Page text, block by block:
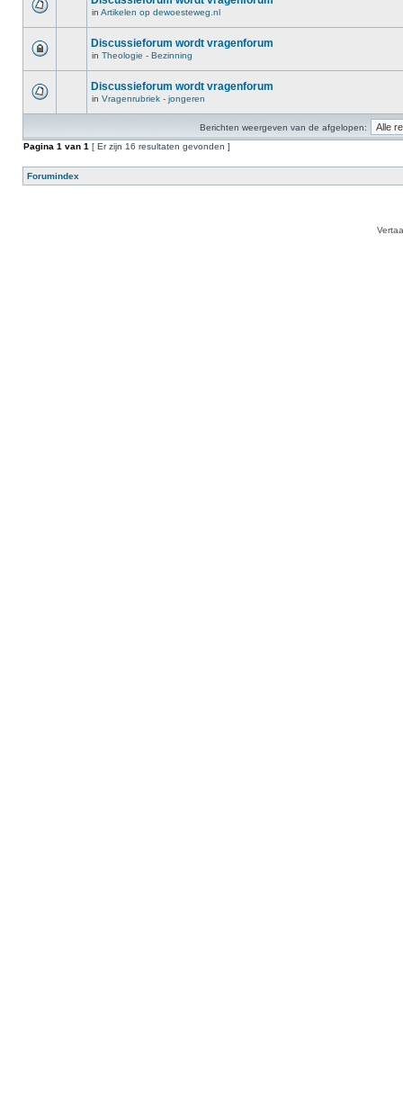
in Artikelen op dewoesteweg.nl
Discussieforum wordt vragenforum
in Theologie - Bezinning
Discussieforum wordt vragenforum
in Vragenrubriek - jongeren
Berichten weergeven van de afgelopen:
Pagina 1 van 1 [ Er zijn 16 resultaten gevonden ]
Forumindex